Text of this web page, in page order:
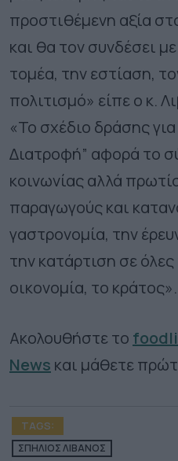
προστιθέμενη αξία
και θα τον συνδέσει
τομέα, την εστίαση,
πολιτισμό» είπε ο κ.
«Το σχέδιο δράσης
Διατροφή” αφορά το
κοινωνίας αλλά
παραγωγούς και
γαστρονομία, την
την κατάρτιση σε
οικονομία, το κράτος».
Ακολουθήστε το
News και μάθετε
TAGS:
ΣΠΗΛΙΟΣ ΛΙΒΑΝΟΣ